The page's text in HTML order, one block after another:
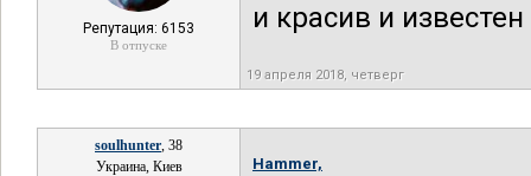
Репутация: 6153
В отпуске
и красив и известен
19 апреля 2018, четверг
soulhunter, 38
Украина, Киев
Hammer,